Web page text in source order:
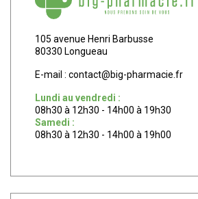
105 avenue Henri Barbusse
80330 Longueau
E-mail : contact@big-pharmacie.fr
Lundi au vendredi :
08h30 à 12h30 - 14h00 à 19h30
Samedi :
08h30 à 12h30 - 14h00 à 19h00